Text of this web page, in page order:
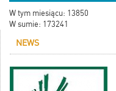
W tym miesiącu: 13850
W sumie: 173241
NEWS